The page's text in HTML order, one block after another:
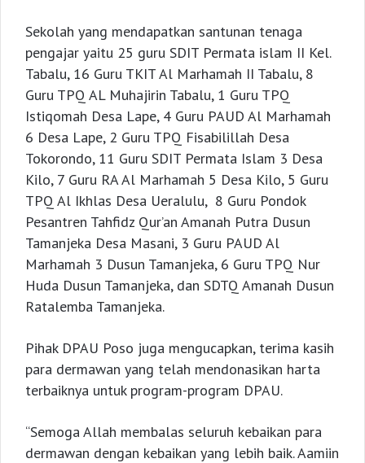
Sekolah yang mendapatkan santunan tenaga
pengajar yaitu 25 guru SDIT Permata islam II Kel.
Tabalu, 16 Guru TKIT Al Marhamah II Tabalu, 8
Guru TPQ AL Muhajirin Tabalu, 1 Guru TPQ
Istiqomah Desa Lape, 4 Guru PAUD Al Marhamah
6 Desa Lape, 2 Guru TPQ Fisabilillah Desa
Tokorondo, 11 Guru SDIT Permata Islam 3 Desa
Kilo, 7 Guru RA Al Marhamah 5 Desa Kilo, 5 Guru
TPQ Al Ikhlas Desa Ueralulu, 8 Guru Pondok
Pesantren Tahfidz Qur’an Amanah Putra Dusun
Tamanjeka Desa Masani, 3 Guru PAUD Al
Marhamah 3 Dusun Tamanjeka, 6 Guru TPQ Nur
Huda Dusun Tamanjeka, dan SDTQ Amanah Dusun
Ratalemba Tamanjeka.
Pihak DPAU Poso juga mengucapkan, terima kasih
para dermawan yang telah mendonasikan harta
terbaiknya untuk program-program DPAU.
“Semoga Allah membalas seluruh kebaikan para
dermawan dengan kebaikan yang lebih baik. Aamiin